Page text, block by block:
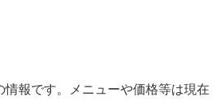
報です。メニューや価格等は現在